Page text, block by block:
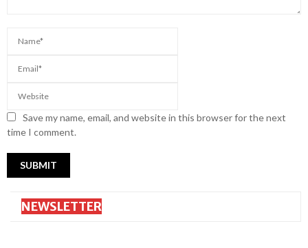
Save my name, email, and website in this browser for the next
time I comment.
NEWSLETTER